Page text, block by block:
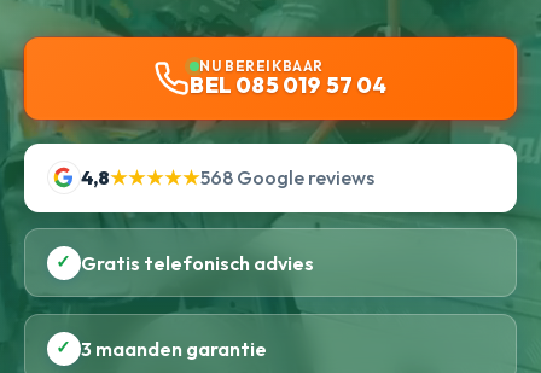
NU BEREIKBAAR
BEL 085 019 57 04
4,8★★★★★568 Google reviews
✓ Gratis telefonisch advies
✓ 3 maanden garantie